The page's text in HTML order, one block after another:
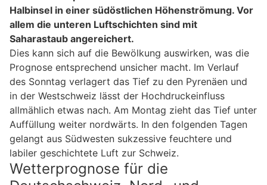
Halbinsel in einer südöstlichen Höhenströmung. Vor
allem die unteren Luftschichten sind mit
Saharastaub angereichert.
Dies kann sich auf die Bewölkung auswirken, was die
Prognose entsprechend unsicher macht. Im Verlauf
des Sonntag verlagert das Tief zu den Pyrenäen und
in der Westschweiz lässt der Hochdruckeinfluss
allmählich etwas nach. Am Montag zieht das Tief unter
Auffüllung weiter nordwärts. In den folgenden Tagen
gelangt aus Südwesten sukzessive feuchtere und
labiler geschichtete Luft zur Schweiz.
Wetterprognose für die